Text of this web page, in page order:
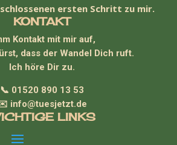
ersten Schritt zu mir.
KONTAKT
Kontakt mit mir auf,
dass der Wandel Dich ruft.
Ich höre Dir zu.
📞 01520 890 13 53
info@tuesjetzt.de
LINKS